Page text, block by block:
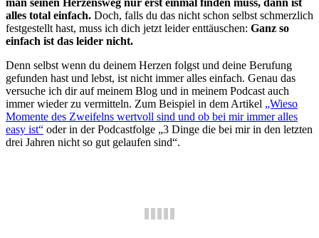
man seinen Herzensweg nur erst einmal finden muss, dann ist
alles total einfach. Doch, falls du das nicht schon selbst schmerzlich
festgestellt hast, muss ich dich jetzt leider enttäuschen: Ganz so
einfach ist das leider nicht.
Denn selbst wenn du deinem Herzen folgst und deine Berufung
gefunden hast und lebst, ist nicht immer alles einfach. Genau das
versuche ich dir auf meinem Blog und in meinem Podcast auch
immer wieder zu vermitteln. Zum Beispiel in dem Artikel „Wieso
Momente des Zweifelns wertvoll sind und ob bei mir immer alles
easy ist“ oder in der Podcastfolge „3 Dinge die bei mir in den letzten
drei Jahren nicht so gut gelaufen sind“.